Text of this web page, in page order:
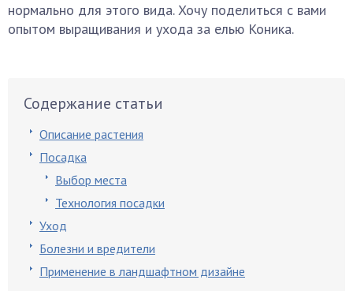
нормально для этого вида. Хочу поделиться с вами
опытом выращивания и ухода за елью Коника.
Содержание статьи
Описание растения
Посадка
Выбор места
Технология посадки
Уход
Болезни и вредители
Применение в ландшафтном дизайне